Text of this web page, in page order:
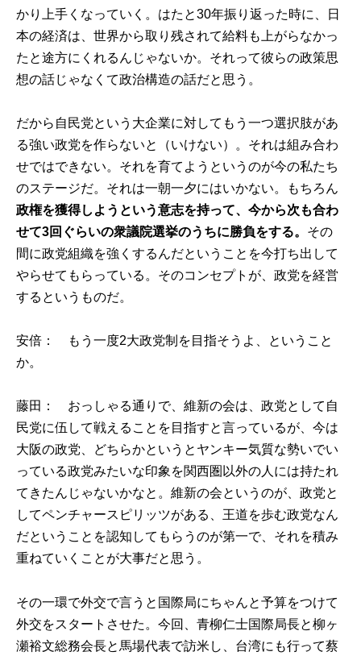
かり上手くなっていく。はたと30年振り返った時に、日
本の経済は、世界から取り残されて給料も上がらなかっ
たと途方にくれるんじゃないか。それって彼らの政策思
想の話じゃなくて政治構造の話だと思う。
だから自民党という大企業に対してもう一つ選択肢があ
る強い政党を作らないと（いけない）。それは組み合わ
せではできない。それを育てようというのが今の私たち
のステージだ。それは一朝一夕にはいかない。もちろん
政権を獲得しようという意志を持って、今から次も合わ
せて3回ぐらいの衆議院選挙のうちに勝負をする。 その
間に政党組織を強くするんだということを今打ち出して
やらせてもらっている。そのコンセプトが、政党を経営
するというものだ。
安倍： もう一度2大政党制を目指そうよ、ということ
か。
藤田： おっしゃる通りで、維新の会は、政党として自
民党に伍して戦えることを目指すと言っているが、今は
大阪の政党、どちらかというとヤンキー気質な勢いでい
っている政党みたいな印象を関西圏以外の人には持たれ
てきたんじゃないかなと。維新の会というのが、政党と
してペンチャースピリッツがある、王道を歩む政党なん
だということを認知してもらうのが第一で、それを積み
重ねていくことが大事だと思う。
その一環で外交で言うと国際局にちゃんと予算をつけて
外交をスタートさせた。今回、青柳仁士国際局長と柳ヶ
瀬裕文総務会長と馬場代表で訪米し、台湾にも行って蔡